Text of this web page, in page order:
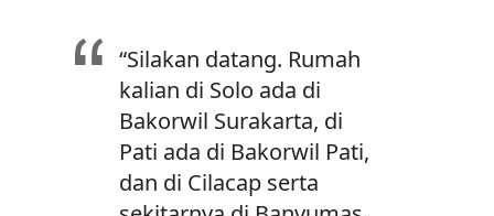
“Silakan datang. Rumah
kalian di Solo ada di
Bakorwil Surakarta, di
Pati ada di Bakorwil Pati,
dan di Cilacap serta